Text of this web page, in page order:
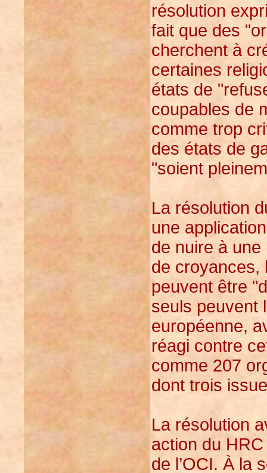
résolution
fait que des
cherchent à
certaines
états de
coupables de
comme trop
des états de
"soient
La résolution
une
de nuire à
de croyances,
peuvent être
seuls peuvent
européenne,
réagi contre
comme 207
dont trois
La résolution
action du
de l’OCI. À la